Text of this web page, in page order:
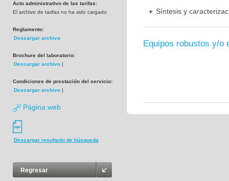
Acto administrativo de las tarifas:
El archivo de tarifas no ha sido cargado
Reglamento:
Descargar archivo
Brochure del laboratorio:
Descargar archivo |
Condiciones de prestación del servicio:
Descargar archivo |
Página web
Descargar resultado de búsqueda
Regresar
Síntesis y
Equipos robustos y/o